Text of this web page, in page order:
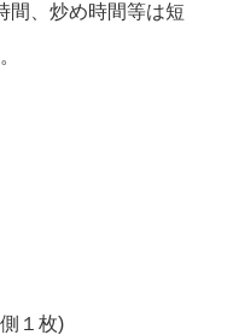
、炒め時間等は短
１枚)